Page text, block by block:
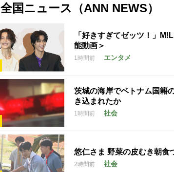
全国ニュース（ANN NEWS）
「好きすぎてゼッツ！」
能動画＞
1時間前 エンタメ
茨城の海岸でベトナム国籍
き込まれたか
1時間前 社会
悠仁さま 野菜の皮むき朝食
2時間前 社会